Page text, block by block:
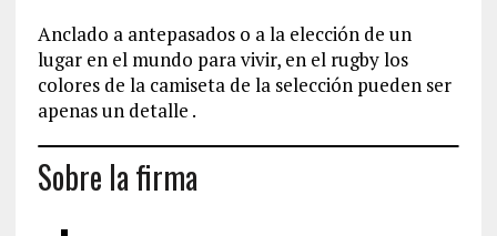
Anclado a antepasados o a la elección de un
lugar en el mundo para vivir, en el rugby los
colores de la camiseta de la selección pueden ser
apenas un detalle .
Sobre la firma